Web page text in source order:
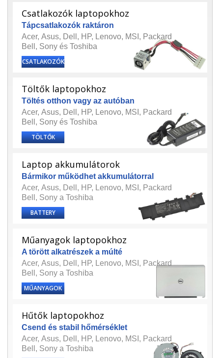
Csatlakozók laptopokhoz
Tápcsatlakozók raktáron
Acer, Asus, Dell , HP, Lenovo, MSI , Packard
Bell , Sony és Toshiba
CSATLAKOZÓK
Töltők laptopokhoz
Töltés otthon vagy az autóban
Acer, Asus, Dell , HP, Lenovo, MSI , Packard
Bell , Sony és Toshiba
TÖLTŐK
Laptop akkumulátorok
Bármikor működhet akkumulátorral
Acer, Asus, Dell , HP, Lenovo, MSI , Packard
Bell , Sony a Toshiba
BATTERY
Műanyagok laptopokhoz
A törött alkatrészek a múlté
Acer, Asus, Dell, HP, Lenovo, MSI, Packard
Bell, Sony a Toshiba
MŰANYAGOK
Hűtők laptopokhoz
Csend és stabil hőmérséklet
Acer, Asus, Dell , HP, Lenovo, MSI , Packard
Bell , Sony a Toshiba